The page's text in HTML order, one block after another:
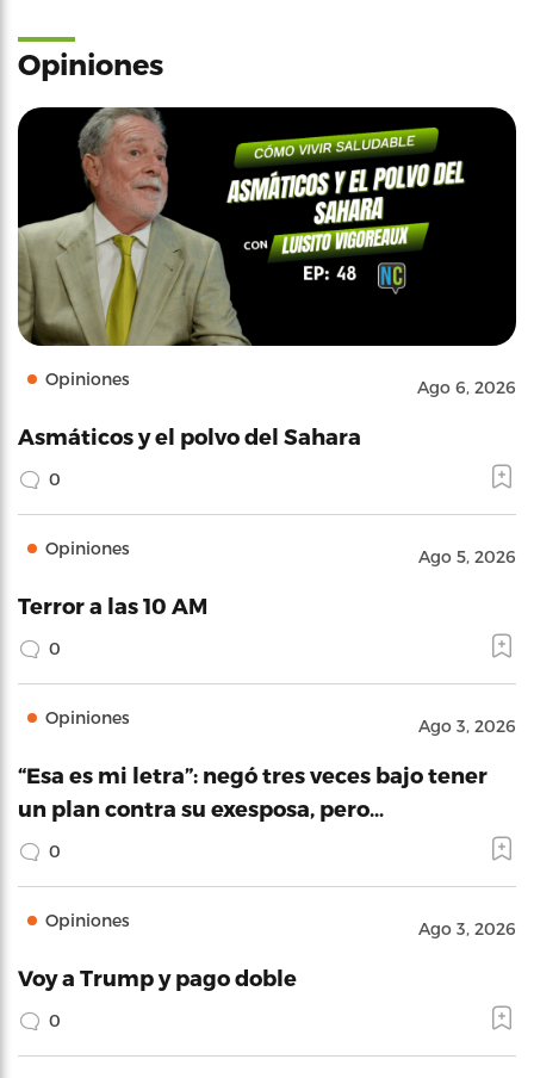
Opiniones
Opiniones Ago 6, 2026
Asmáticos y el polvo del Sahara
0
Opiniones Ago 5, 2026
Terror a las 10 AM
0
Opiniones Ago 3, 2026
“Esa es mi letra”: negó tres veces bajo tener
un plan contra su exesposa, pero…
0
Opiniones Ago 3, 2026
Voy a Trump y pago doble
0